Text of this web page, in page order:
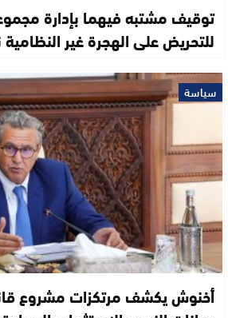
توقيف مشتبه فيهما بإدارة
للتحريض على الهجرة غير
سياسة